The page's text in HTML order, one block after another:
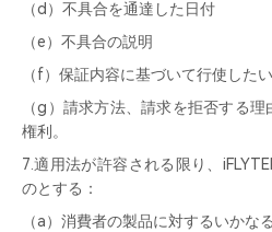
（d）不具合を通達した日付
（e）不具合の説明
（f）保証内容に基づいて行使した
（g）請求方法、請求を拒否する
権利。
7.適用法が許容される限り、
のとする：
（a）消費者の製品に対するいかな